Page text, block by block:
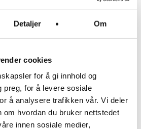
Detaljer Om
cookies
for å gi innhold og
preg, for å levere sosiale
å analysere trafikken vår. Vi deler
om hvordan du bruker nettstedet
innen sosiale medier,
BELTEDRIFT!
P00